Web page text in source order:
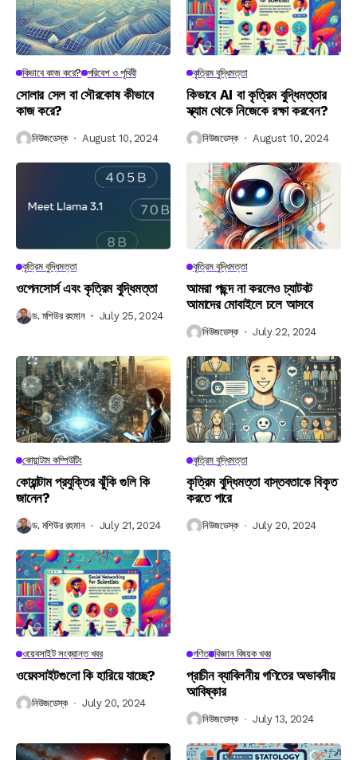
কিভাবে কাজ করে? পরিবেশ ও পৃথিবী
সোলার সেল বা সৌরকোষ কীভাবে
কাজ করে?
নিউজডেস্ক August 10, 2024
কৃত্রিম বুদ্ধিমত্তা
কিভাবে AI বা কৃত্রিম বুদ্ধিমত্তার
স্ক্যাম থেকে নিজেকে রক্ষা করবেন?
নিউজডেস্ক August 10, 2024
কৃত্রিম বুদ্ধিমত্তা
ওপেনসোর্স এবং কৃত্রিম বুদ্ধিমত্তা
ড. মশিউর রহমান July 25, 2024
কৃত্রিম বুদ্ধিমত্তা
আমরা পছন্দ না করলেও চ্যাটবট
আমাদের মোবাইলে চলে আসবে
নিউজডেস্ক July 22, 2024
কোয়ান্টাম কম্পিউটিং
কোয়ান্টাম প্রযুক্তির ঝুঁকি গুলি কি
জানেন?
ড. মশিউর রহমান July 21, 2024
কৃত্রিম বুদ্ধিমত্তা
কৃত্রিম বুদ্ধিমত্তা বাস্তবতাকে বিকৃত
করতে পারে
নিউজডেস্ক July 20, 2024
ওয়েবসাইট সংক্রান্ত খবর
ওয়েবসাইটগুলো কি হারিয়ে যাচ্ছে?
নিউজডেস্ক July 20, 2024
গণিত বিজ্ঞান বিষয়ক খবর
প্রাচীন ব্যাবিলনীয় গণিতের অভাবনীয়
আবিষ্কার
নিউজডেস্ক July 13, 2024